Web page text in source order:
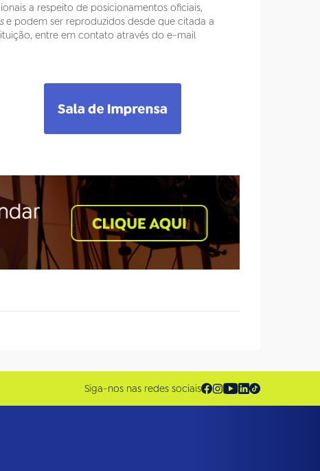
a respeito de posicionamentos oficiais,
e podem ser reproduzidos desde que citada a
entre em contato através do e-mail
Siga-nos nas redes sociais